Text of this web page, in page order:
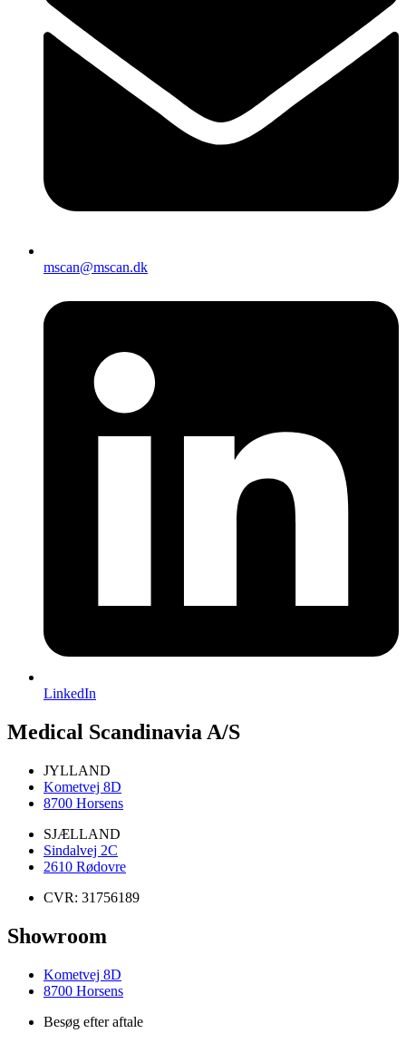
mscan@mscan.dk
LinkedIn
Medical Scandinavia A/S
JYLLAND
Kometvej 8D
8700 Horsens
SJÆLLAND
Sindalvej 2C
2610 Rødovre
CVR: 31756189
Showroom
Kometvej 8D
8700 Horsens
Besøg efter aftale